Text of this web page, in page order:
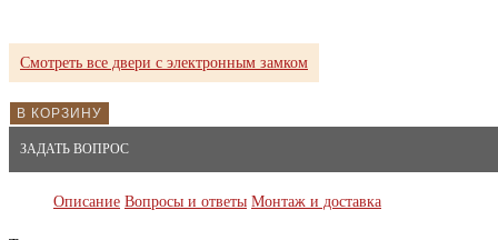
Смотреть все двери с электронным замком
В КОРЗИНУ
ЗАДАТЬ ВОПРОС
Описание Вопросы и ответы Монтаж и доставка